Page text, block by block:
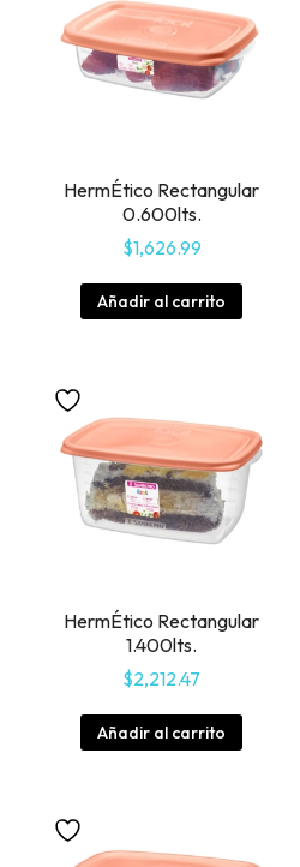
HermÉtico Rectangular
0.600lts.
$1,626.99
Añadir al carrito
HermÉtico Rectangular
1.400lts.
$2,212.47
Añadir al carrito